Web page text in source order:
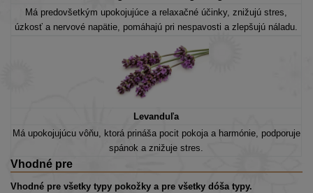
Má predovšetkým upokojujúce a relaxačné účinky, znižujú stres,
úzkosť a nervové napätie, pomáhajú pri nespavosti a zlepšujú náladu.
Levanduľa
Má upokojujúcu vôňu, ktorá prináša pocit pokoja a harmónie, podporuje
spánok a znižuje stres.
Vhodné pre
Vhodné pre všetky typy pokožky a pre všetky dóša typy.